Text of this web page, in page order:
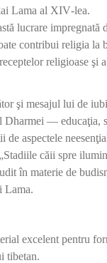
Lama al XIV‑lea.
lucrare impregnată
contribui religia la
religioase şi
şi mesajul lui de
— educaţia,
aspectele
căii spre
în materie de
Lama.
excelent pentru
tibetan.